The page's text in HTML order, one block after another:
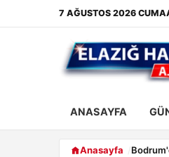
7 AĞUSTOS 2026 CUMA
ANASAYFA
Anasayfa